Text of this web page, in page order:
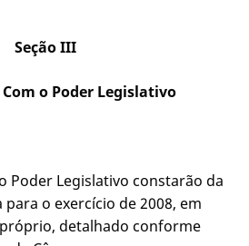
Seção III
Com o Poder Legislativo
Poder Legislativo constarão da
o exercício de 2008, em
detalhado conforme